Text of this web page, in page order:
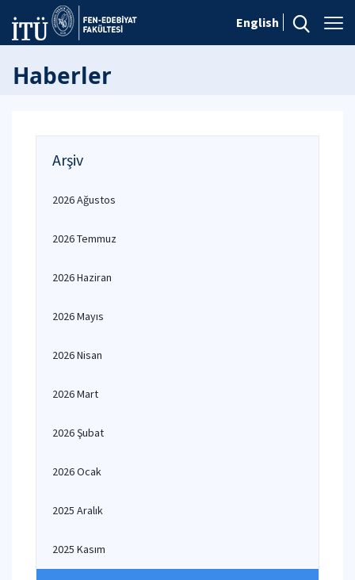
English
Haberler
Arşiv
2026 Ağustos
2026 Temmuz
2026 Haziran
2026 Mayıs
2026 Nisan
2026 Mart
2026 Şubat
2026 Ocak
2025 Aralık
2025 Kasım